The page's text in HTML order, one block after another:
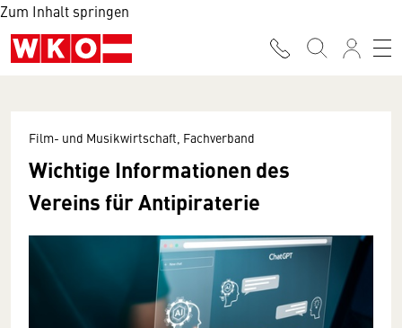
Zum Inhalt springen
Film- und Musikwirtschaft, Fachverband
Wichtige Informationen des
Vereins für Antipiraterie